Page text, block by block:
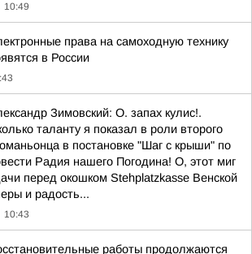
10:49
права на самоходную технику
в России
Зимовский: О. запах кулис!.
таланту я показал в роли второго
в постановке "Шаг с крыши" по
Радия нашего Погодина! О, этот миг
перед окошком Stehplatzkasse Венской
и радость...
10:43
работы продолжаются